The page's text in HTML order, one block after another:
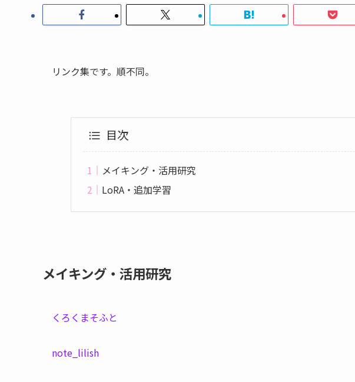
リンク集です。順不同。
目次
メイキング・活用研究
LoRA・追加学習
メイキング・活用研究
くろくまそふと
note_lilish